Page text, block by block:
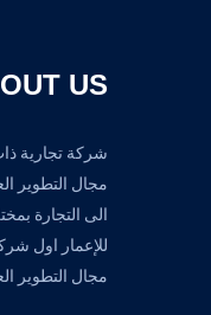
US
شركة تجارية
مجال التطوير
للإعمار اول
مجال التطوير